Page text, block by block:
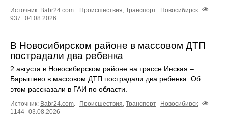
Источник: Babr24.com Происшествия Транспорт
Новосибирск
937
04.08.2026
В Новосибирском районе в массовом ДТП
пострадали два ребенка
2 августа в Новосибирском районе на трассе Инская –
Барышево в массовом ДТП пострадали два ребенка. Об
этом рассказали в ГАИ по области.
Источник: Babr24.com Происшествия Транспорт
Новосибирск
1144 03.08.2026